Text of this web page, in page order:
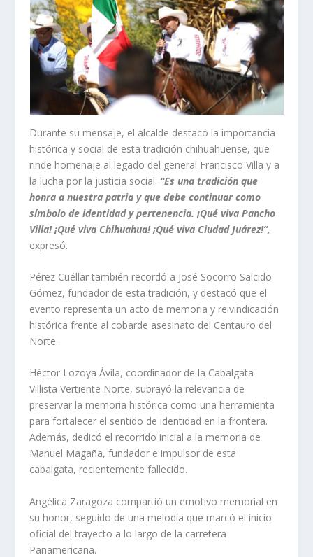
Durante su mensaje, el alcalde destacó la importancia
histórica y social de esta tradición chihuahuense, que
rinde homenaje al legado del general Francisco Villa y a
la lucha por la justicia social. “Es una tradición que
honra a nuestra patria y que debe continuar como
símbolo de identidad y pertenencia. ¡Qué viva Pancho
Villa! ¡Qué viva Chihuahua! ¡Qué viva Ciudad Juárez!”,
expresó.
Pérez Cuéllar también recordó a José Socorro Salcido
Gómez, fundador de esta tradición, y destacó que el
evento representa un acto de memoria y reivindicación
histórica frente al cobarde asesinato del Centauro del
Norte.
Héctor Lozoya Ávila, coordinador de la Cabalgata
Villista Vertiente Norte, subrayó la relevancia de
preservar la memoria histórica como una herramienta
para fortalecer el sentido de identidad en la frontera.
Además, dedicó el recorrido inicial a la memoria de
Manuel Magaña, fundador e impulsor de esta
cabalgata, recientemente fallecido.
Angélica Zaragoza compartió un emotivo memorial en
su honor, seguido de una melodía que marcó el inicio
oficial del trayecto a lo largo de la carretera
Panamericana.